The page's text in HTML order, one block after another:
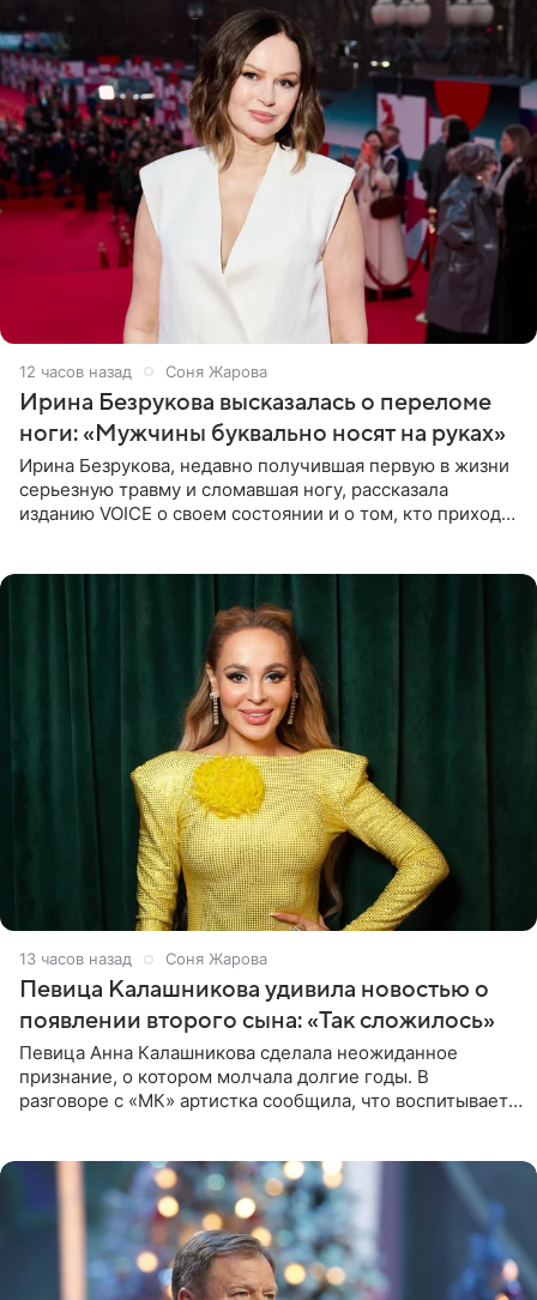
12 часов назад Соня Жарова
Ирина Безрукова высказалась о переломе
ноги: «Мужчины буквально носят на руках»
Ирина Безрукова, недавно получившая первую в жизни
серьезную травму и сломавшая ногу, рассказала
изданию VOICE о своем состоянии и о том, кто приходит
13 часов назад Соня Жарова
Певица Калашникова удивила новостью о
появлении второго сына: «Так сложилось»
Певица Анна Калашникова сделала неожиданное
признание, о котором молчала долгие годы. В
разговоре с «МК» артистка сообщила, что воспитывает